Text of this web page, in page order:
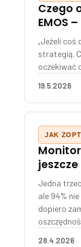
Czego
EMOS
„Jeżeli coś
strategią.
oczekiwać
19.5.2026
JAK
Jedna
ale 94%
dopiero
28.4.2026